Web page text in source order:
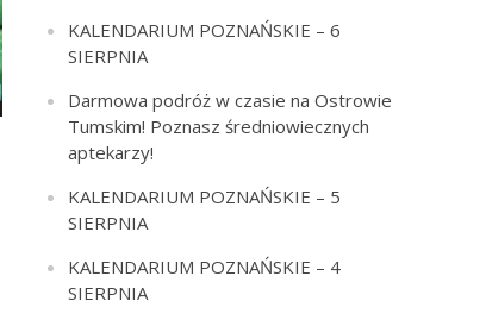
KALENDARIUM POZNAŃSKIE – 6
SIERPNIA
Darmowa podróż w czasie na Ostrowie
Tumskim! Poznasz średniowiecznych
aptekarzy!
KALENDARIUM POZNAŃSKIE – 5
SIERPNIA
KALENDARIUM POZNAŃSKIE – 4
SIERPNIA